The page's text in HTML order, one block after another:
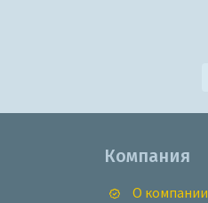
Компания
О компании